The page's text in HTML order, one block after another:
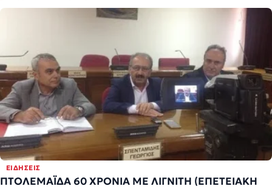
ΕΙΔΉΣΕΙΣ
ΠΤΟΛΕΜΑΪΔΑ 60 ΧΡΟΝΙΑ ΜΕ ΛΙΓΝΙΤΗ (ΕΠΕΤΕΙΑΚΗ